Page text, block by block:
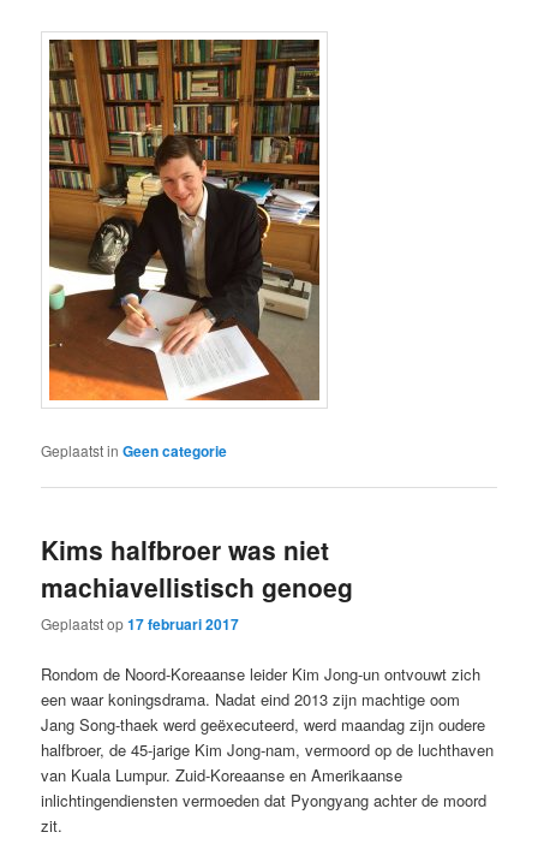
Geplaatst in Geen categorie
Kims halfbroer was niet
machiavellistisch genoeg
Geplaatst op17 februari 2017
Rondom de Noord-Koreaanse leider Kim Jong-un ontvouwt zich
een waar koningsdrama. Nadat eind 2013 zijn machtige oom
Jang Song-thaek werd geëxecuteerd, werd maandag zijn oudere
halfbroer, de 45-jarige Kim Jong-nam, vermoord op de luchthaven
van Kuala Lumpur. Zuid-Koreaanse en Amerikaanse
inlichtingendiensten vermoeden dat Pyongyang achter de moord
zit.